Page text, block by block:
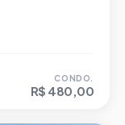
CONDO.
R$ 480,00